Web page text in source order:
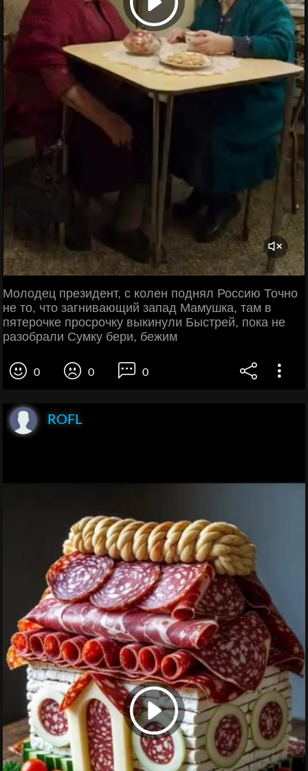
Молодец президент, с колен поднял Россию Точно
не то, что загнивающий запад Мамушка, там в
пятерочке просрочку выкинули Быстрей, пока не
разобрали Сумку бери, бежим
0 0 0
ROFL